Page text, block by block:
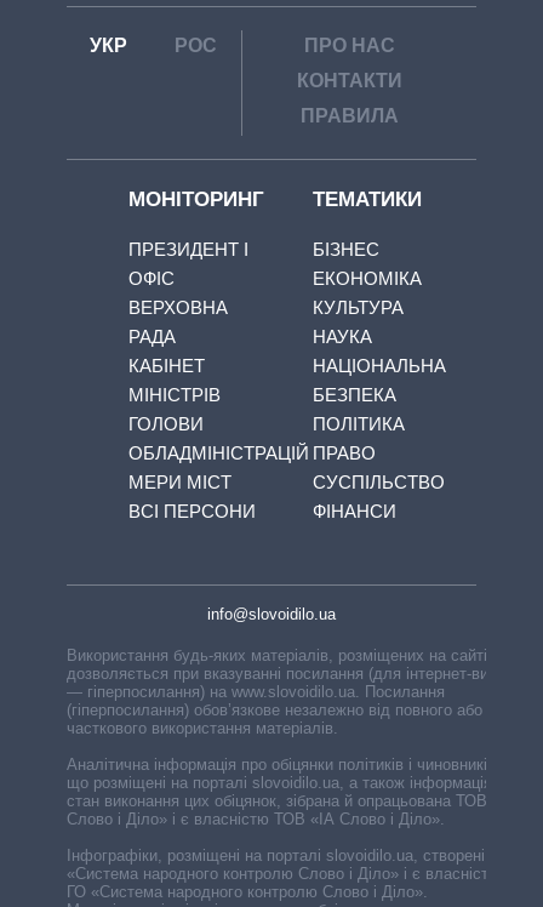
УКР РОС
ПРО НАС
КОНТАКТИ
ПРАВИЛА
МОНІТОРИНГ
ПРЕЗИДЕНТ І
ОФІС
ВЕРХОВНА
РАДА
КАБІНЕТ
МІНІСТРІВ
ГОЛОВИ
ОБЛАДМІНІСТРАЦІЙ
МЕРИ МІСТ
ВСІ ПЕРСОНИ
ТЕМАТИКИ
БІЗНЕС
ЕКОНОМІКА
КУЛЬТУРА
НАУКА
НАЦІОНАЛЬНА
БЕЗПЕКА
ПОЛІТИКА
ПРАВО
СУСПІЛЬСТВО
ФІНАНСИ
info@slovoidilo.ua
Використання будь-яких матеріалів, розміщених на сайті,
дозволяється при вказуванні посилання (для інтернет-видань
— гіперпосилання) на www.slovoidilo.ua. Посилання
(гіперпосилання) обов’язкове незалежно від повного або
часткового використання матеріалів.
Аналітична інформація про обіцянки політиків і чиновників,
що розміщені на порталі slovoidilo.ua, а також інформація про
стан виконання цих обіцянок, зібрана й опрацьована ТОВ «ІА
Слово і Діло» і є власністю ТОВ «ІА Слово і Діло».
Інфографіки, розміщені на порталі slovoidilo.ua, створені ГО
«Система народного контролю Слово і Діло» і є власністю
ГО «Система народного контролю Слово і Діло».